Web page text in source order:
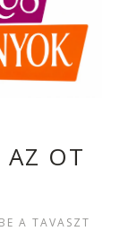
AZ OT
A TAVASZT